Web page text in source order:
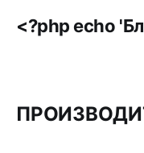
<?php echo